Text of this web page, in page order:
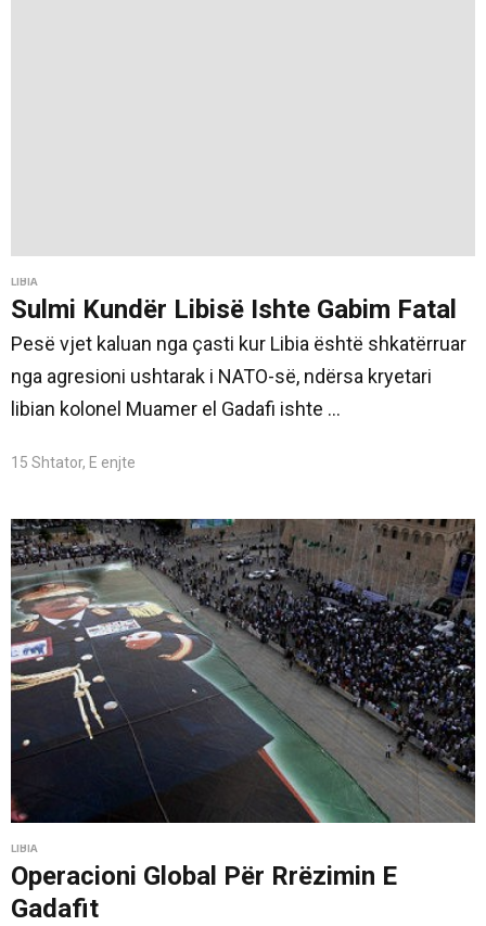
LIBIA
Sulmi Kundër Libisë Ishte Gabim Fatal
Pesë vjet kaluan nga çasti kur Libia është shkatërruar
nga agresioni ushtarak i NATO-së, ndërsa kryetari
libian kolonel Muamer el Gadafi ishte ...
15 Shtator, E enjte
LIBIA
Operacioni Global Për Rrëzimin E
Gadafit